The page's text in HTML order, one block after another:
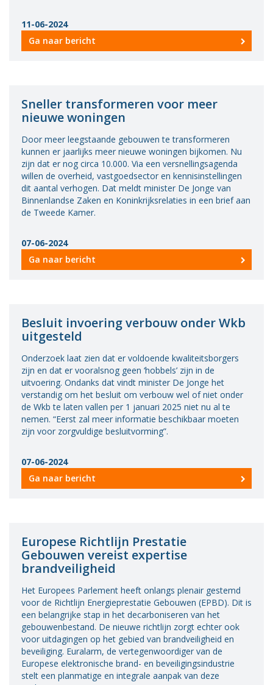
11-06-2024
Ga naar bericht
Sneller transformeren voor meer
nieuwe woningen
Door meer leegstaande gebouwen te transformeren
kunnen er jaarlijks meer nieuwe woningen bijkomen. Nu
zijn dat er nog circa 10.000. Via een versnellingsagenda
willen de overheid, vastgoedsector en kennisinstellingen
dit aantal verhogen. Dat meldt minister De Jonge van
Binnenlandse Zaken en Koninkrijksrelaties in een brief aan
de Tweede Kamer.
07-06-2024
Ga naar bericht
Besluit invoering verbouw onder Wkb
uitgesteld
Onderzoek laat zien dat er voldoende kwaliteitsborgers
zijn en dat er vooralsnog geen ‘hobbels’ zijn in de
uitvoering. Ondanks dat vindt minister De Jonge het
verstandig om het besluit om verbouw wel of niet onder
de Wkb te laten vallen per 1 januari 2025 niet nu al te
nemen. “Eerst zal meer informatie beschikbaar moeten
zijn voor zorgvuldige besluitvorming”.
07-06-2024
Ga naar bericht
Europese Richtlijn Prestatie
Gebouwen vereist expertise
brandveiligheid
Het Europees Parlement heeft onlangs plenair gestemd
voor de Richtlijn Energieprestatie Gebouwen (EPBD). Dit is
een belangrijke stap in het decarboniseren van het
gebouwenbestand. De nieuwe richtlijn zorgt echter ook
voor uitdagingen op het gebied van brandveiligheid en
beveiliging. Euralarm, de vertegenwoordiger van de
Europese elektronische brand- en beveiligingsindustrie
stelt een planmatige en integrale aanpak van deze